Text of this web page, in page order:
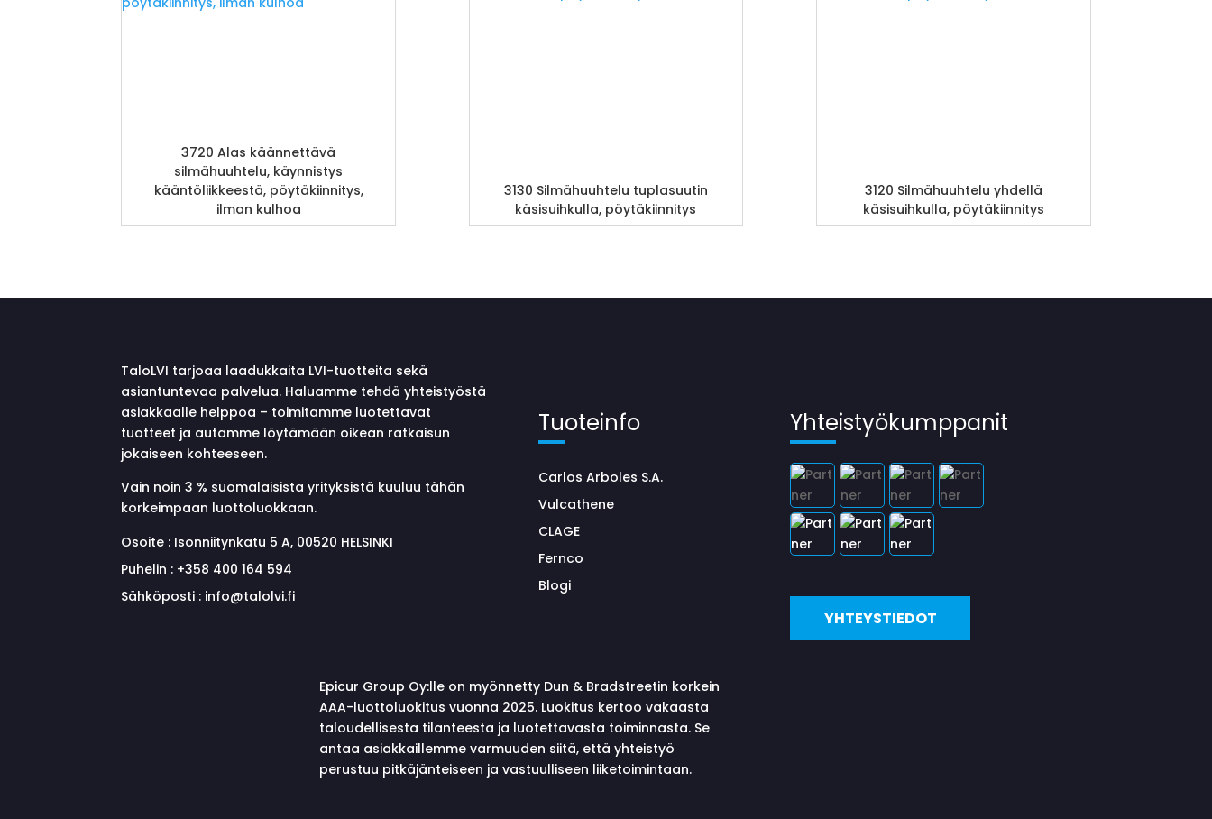
3720 Alas käännettävä
silmähuuhtelu, käynnistys
kääntöliikkeestä, pöytäkiinnitys,
ilman kulhoa
3130 Silmähuuhtelu tuplasuutin
käsisuihkulla, pöytäkiinnitys
3120 Silmähuuhtelu yhdellä
käsisuihkulla, pöytäkiinnitys
TaloLVI tarjoaa laadukkaita LVI-tuotteita sekä
asiantuntevaa palvelua. Haluamme tehdä yhteistyöstä
asiakkaalle helppoa – toimitamme luotettavat
tuotteet ja autamme löytämään oikean ratkaisun
jokaiseen kohteeseen.
Vain noin 3 % suomalaisista yrityksistä kuuluu tähän
korkeimpaan luottoluokkaan.
Osoite : Isonniitynkatu 5 A, 00520 HELSINKI
Puhelin : +358 400 164 594
Sähköposti : info@talolvi.fi
Tuoteinfo
Carlos Arboles S.A.
Vulcathene
CLAGE
Fernco
Blogi
Yhteistyökumppanit
YHTEYSTIEDOT
Epicur Group Oy:lle on myönnetty Dun & Bradstreetin korkein
AAA-luottoluokitus vuonna 2025. Luokitus kertoo vakaasta
taloudellisesta tilanteesta ja luotettavasta toiminnasta. Se
antaa asiakkaillemme varmuuden siitä, että yhteistyö
perustuu pitkäjänteiseen ja vastuulliseen liiketoimintaan.